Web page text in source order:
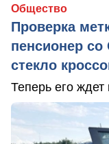
Общество
Проверка
пенсионер
стекло
Теперь его ждет